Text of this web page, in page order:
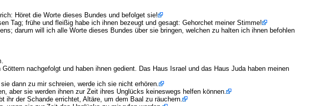
Höret die Worte dieses Bundes und befolget sie!
Tag; frühe und fleißig habe ich ihnen bezeugt und gesagt: Gehorchet meiner Stimme!
darum will ich alle Worte dieses Bundes über sie bringen, welchen zu halten ich ihnen befohlen
nachgefolgt und haben ihnen gedient. Das Haus Israel und das Haus Juda haben meinen
dann zu mir schreien, werde ich sie nicht erhören.
aber sie werden ihnen zur Zeit ihres Unglücks keineswegs helfen können.
der Schande errichtet, Altäre, um dem Baal zu räuchern.